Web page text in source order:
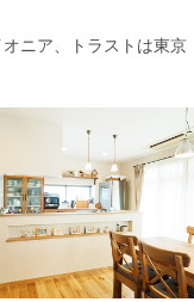
ニア、トラストは東京